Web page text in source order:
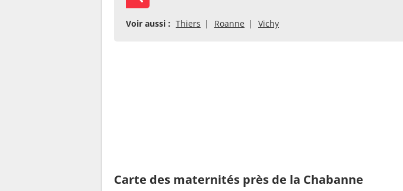
Voir aussi : Thiers Roanne Vichy
Carte des maternités près de la Chabanne